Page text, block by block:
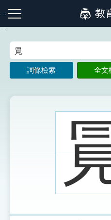
到
主
:::
注音索引圖示 筆畫索引
:::
詞條檢索 全文